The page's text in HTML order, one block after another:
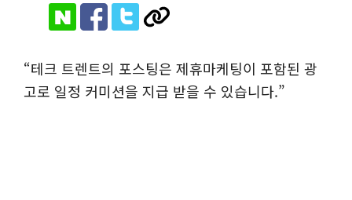
“테크 트렌트의 포스팅은 제휴마케팅이 포함된 광
고로 일정 커미션을 지급 받을 수 있습니다.”